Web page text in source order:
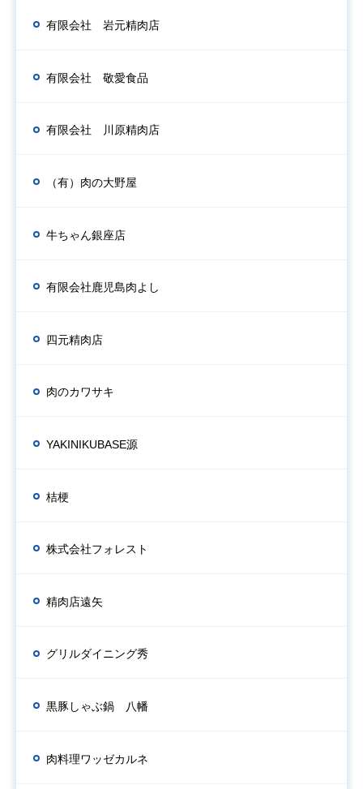
有限会社 岩元精肉店
有限会社 敬愛食品
有限会社 川原精肉店
（有）肉の大野屋
牛ちゃん銀座店
有限会社鹿児島肉よし
四元精肉店
肉のカワサキ
YAKINIKUBASE源
桔梗
株式会社フォレスト
精肉店遠矢
グリルダイニング秀
黒豚しゃぶ鍋 八幡
肉料理ワッゼカルネ